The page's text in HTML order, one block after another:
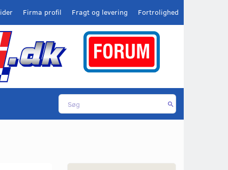
Fortrolighed
Fragt og levering
Firma profil